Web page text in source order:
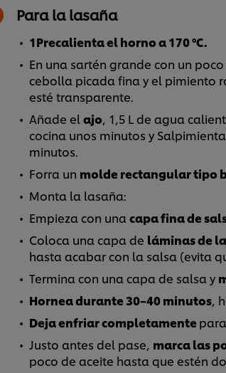
Para la lasaña
1Precalienta el horno a 170 ºC.
En una sartén grande con un
cebolla picada fina y el pimiento
esté transparente.
Añade elajo, 1,5 L de agua
cocina unos minutos y
minutos.
Forra un molde rectangular tipo
Monta la lasaña:
Empieza con una capa fina de
Coloca una capa de láminas de
hasta acabar con la salsa (evita
Termina con una capa de salsa y
Hornea durante 30–40 minutos,
Deja enfriar completamente
Justo antes del pase, marca las
poco de aceite hasta que estén